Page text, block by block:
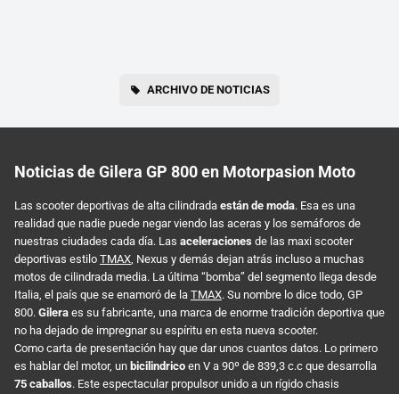
ARCHIVO DE NOTICIAS
Noticias de Gilera GP 800 en Motorpasion Moto
Las scooter deportivas de alta cilindrada están de moda. Esa es una
realidad que nadie puede negar viendo las aceras y los semáforos de
nuestras ciudades cada día. Las aceleraciones de las maxi scooter
deportivas estilo TMAX , Nexus y demás dejan atrás incluso a muchas
motos de cilindrada media. La última “bomba” del segmento llega desde
Italia, el país que se enamoró de la TMAX. Su nombre lo dice todo, GP
800. Gilera es su fabricante, una marca de enorme tradición deportiva que
no ha dejado de impregnar su espíritu en esta nueva scooter.
Como carta de presentación hay que dar unos cuantos datos. Lo primero
es hablar del motor, un bicilindrico en V a 90º de 839,3 c.c que desarrolla
75 caballos. Este espectacular propulsor unido a un rígido chasis